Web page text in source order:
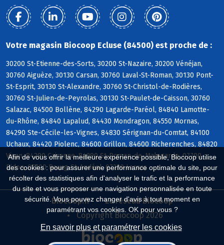
Afin de vous offrir la meilleure expérience possible, Biocoop utilise
des cookies : pour assurer une performance optimale du site, pour
récolter des statistiques afin d'analyser le trafic et la performance
du site et vous proposer une navigation personnalisée en toute
sécurité. Vous pouvez changer d'avis à tout moment en
paramétrant vos cookies. OK pour vous ?
En savoir plus et paramétrer les cookies
Votre magasin Biocoop Ecluse (84500) est proche de :
30200 St-Etienne-des-Sorts, 30200 St-Nazaire, 30200 Vénéjan,
30760 Aiguèze, 30130 Carsan, 30760 Laval-St-Roman, 30130 Pont-
St-Esprit, 30130 St-Alexandre, 30760 St-Christol-de-Rodières,
30760 St-Julien-de-Peyrolas, 30130 St-Paulet-de-Caisson, 30760
Salazac, 84500 Bollène, 84290 Lagarde-Paréol, 84840 Lamotte-
du-Rhône, 84840 Lapalud, 84430 Mondragon, 84550 Mornas,
84290 Ste-Cécile-les-Vignes, 84830 Sérignan-du-Comtat, 84100
Uchaux, 84420 Piolenc, 84600 Grillon, 84600 Richerenches, 84820
Visan, 84290 Cairanne, 84290 St-Roman-de-Malegarde, 07700
Bidon, 07700 Bourg-St-Andéol, 07220 Larnas
Biocoop.fr
Le réseau Biocoop
Copyright Biocoop 2026